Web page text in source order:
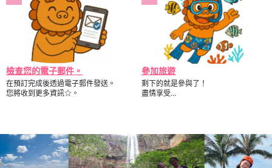
檢查您的電子郵件。
在預訂完成後透過電子郵件發送。
您將收到更多資訊☆。
參加旅遊
剩下的就是參與了！
盡情享受...